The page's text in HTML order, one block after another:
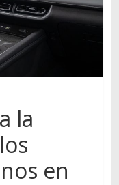
la
en